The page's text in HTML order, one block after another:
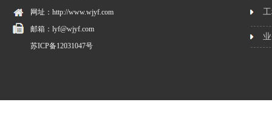
网址：http://www.wjyf.com
邮箱：lyf@wjyf.com
苏ICP备12031047号